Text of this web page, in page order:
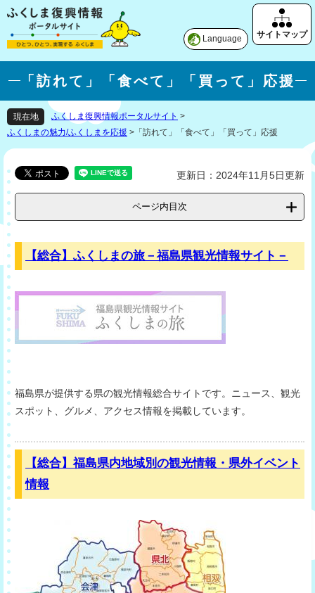
Language
「訪れて」「食べて」「買って」応援
現在地 ふくしま復興情報ポータルサイト >
ふくしまの魅力/ふくしまを応援 > 「訪れて」「食べて」「買って」応援
更新日：2024年11月5日更新
ページ内目次
【総合】ふくしまの旅－福島県観光情報サイト－
福島県が提供する県の観光情報総合サイトです。ニュース、観光
スポット、グルメ、アクセス情報を掲載しています。
【総合】福島県内地域別の観光情報・県外イベント
情報